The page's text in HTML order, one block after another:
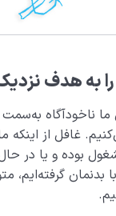
را به هدف
ناخودآگاه
غافل از اینکه
بوده و یا در
بدنمان گرفته‌ایم،